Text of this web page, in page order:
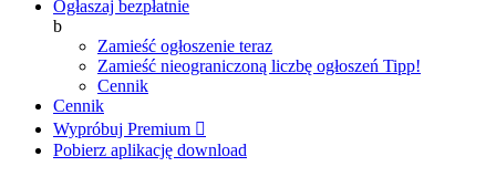
Ogłaszaj bezpłatnie
b
Zamieść ogłoszenie teraz
Zamieść nieograniczoną liczbę ogłoszeń Tipp!
Cennik
Cennik
Wypróbuj Premium 
Pobierz aplikację download